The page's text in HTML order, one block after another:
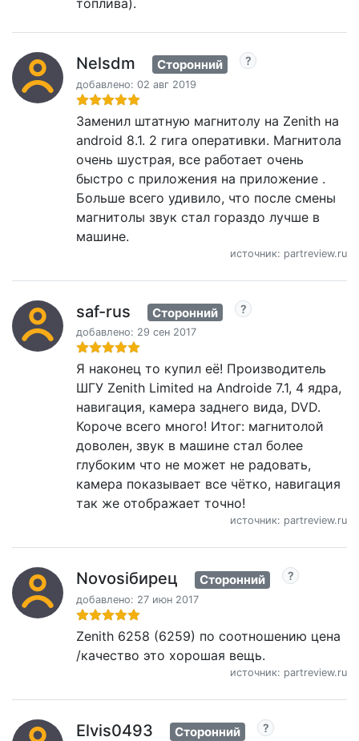
Nelsdm Сторонний
добавлено: 02 авг 2019
Заменил штатную магнитолу на Zenith на
android 8.1. 2 гига оперативки. Магнитола
очень шустрая, все работает очень
быстро с приложения на приложение .
Больше всего удивило, что после смены
магнитолы звук стал гораздо лучше в
машине.
источник: partreview.ru
saf-rus Сторонний
добавлено: 29 сен 2017
Я наконец то купил её! Производитель
ШГУ Zenith Limited на Androidе 7.1, 4 ядра,
навигация, камера заднего вида, DVD.
Короче всего много! Итог: магнитолой
доволен, звук в машине стал более
глубоким что не может не радовать,
камера показывает все чётко, навигация
так же отображает точно!
источник: partreview.ru
Novosiбирец Сторонний
добавлено: 27 июн 2017
Zenith 6258 (6259) по соотношению цена
/качество это хорошая вещь.
источник: partreview.ru
Elvis0493 Сторонний